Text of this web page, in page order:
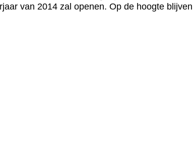
van 2014 zal openen. Op de hoogte